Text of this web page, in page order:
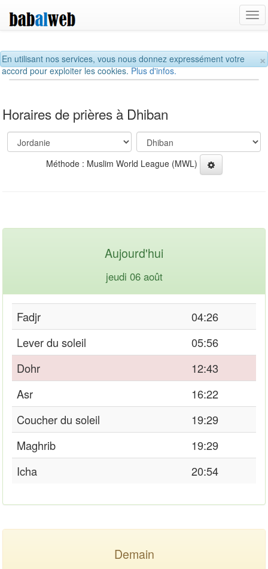
×
En utilisant nos services, vous nous donnez expressément votre
accord pour exploiter les cookies.Plus d'infos.
Horaires de prières à Dhiban
Méthode : Muslim World League (MWL)
Aujourd'hui
jeudi 06 août
Fadjr
04:26
Lever du soleil
05:56
Dohr
12:43
Asr
16:22
Coucher du soleil
19:29
Maghrib
19:29
Icha
20:54
Demain